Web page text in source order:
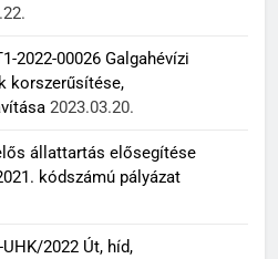
2022-00026 Galgahévízi
korszerűsítése,
2023.03.20.
állattartás elősegítése
kódszámú pályázat
2022 Út, híd,